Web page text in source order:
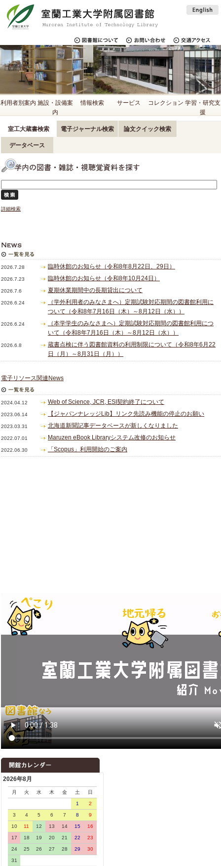
利用者別案内 施設・設備案
内
情報検索 サービス コレクション 学習・研究支
援
2026年8月
月 火 水 木 金 土 日
1 2
3 4 5 6 7 8 9
10 11 12 13 14 15 16
17 18 19 20 21 22 23
24 25 26 27 28 29 30
31
室工大蔵書検索 電子ジャーナル検索 論文クイック検索
データベース
詳細検索
2026.7.28 臨時休館のお知らせ（令和8年8月22日、29日）
2026.7.23 臨時休館のお知らせ（令和8年10月24日）
2026.7.6 夏期休業期間中の長期貸出について
2026.6.24
（学外利用者のみなさまへ）定期試験対応期間の図書館利用に
ついて（令和8年7月16日（木）～8月12日（水））
2026.6.24
（本学学生のみなさまへ）定期試験対応期間の図書館利用につ
いて（令和8年7月16日（木）～8月12日（水））
2026.6.8
蔵書点検に伴う図書館資料の利用制限について（令和8年6月22
日（月）～8月31日（月））
電子リソース関連News
2024.04.12 Web of Science, JCR, ESI契約終了について
2023.06.14 【ジャパンナレッジLib】リンク先読み機能の停止のお願い
2023.03.31 北海道新聞記事データベースが新しくなりました
2022.07.01 Maruzen eBook Libraryシステム改修のお知らせ
2022.06.30 「Scopus」利用開始のご案内